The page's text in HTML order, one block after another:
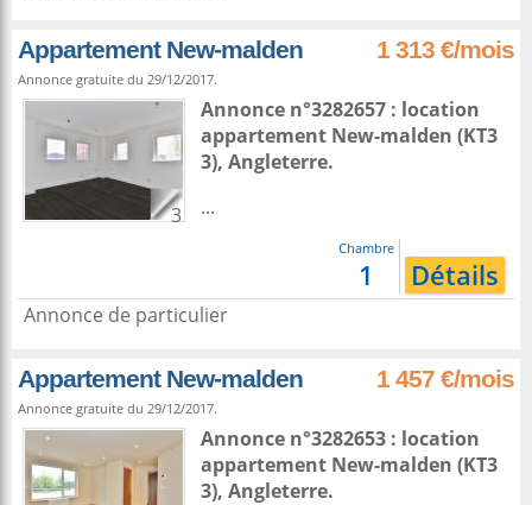
Appartement New-malden 1 313 €/mois
Annonce gratuite du 29/12/2017.
3
Annonce n°3282657 : location
appartement New-malden (KT3
3), Angleterre.
...
Chambre
1 Détails
Annonce de particulier
Appartement New-malden 1 457 €/mois
Annonce gratuite du 29/12/2017.
Annonce n°3282653 : location
appartement New-malden (KT3
3), Angleterre.